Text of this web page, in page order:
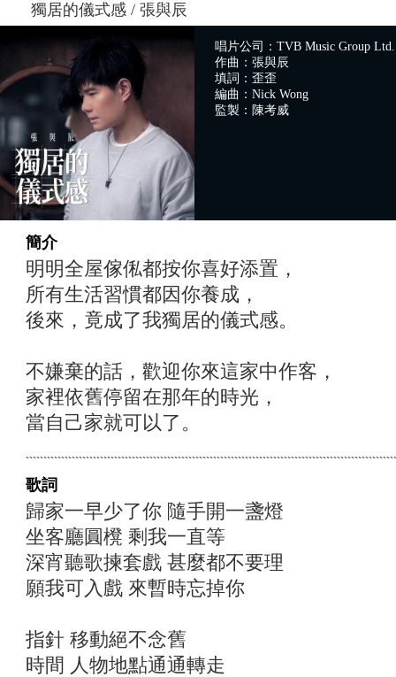
獨居的儀式感 / 張與辰
唱片公司：TVB Music Group Ltd.
作曲：張與辰
填詞：歪歪
編曲：Nick Wong
監製：陳考威
簡介
明明全屋傢俬都按你喜好添置，
所有生活習慣都因你養成，
後來，竟成了我獨居的儀式感。
不嫌棄的話，歡迎你來這家中作客，
家裡依舊停留在那年的時光，
當自己家就可以了。
歌詞
歸家一早少了你 隨手開一盞燈
坐客廳圓櫈 剩我一直等
深宵聽歌揀套戲 甚麼都不要理
願我可入戲 來暫時忘掉你
指針 移動絕不念舊
時間 人物地點通通轉走